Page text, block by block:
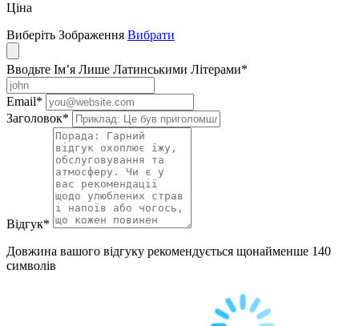
Ціна
Виберіть Зображення Вибрати
Вводьте Ім’я Лише Латинськими Літерами*
Email*
Заголовок*
Відгук*
Довжина вашого відгуку рекомендується щонайменше 140
символів